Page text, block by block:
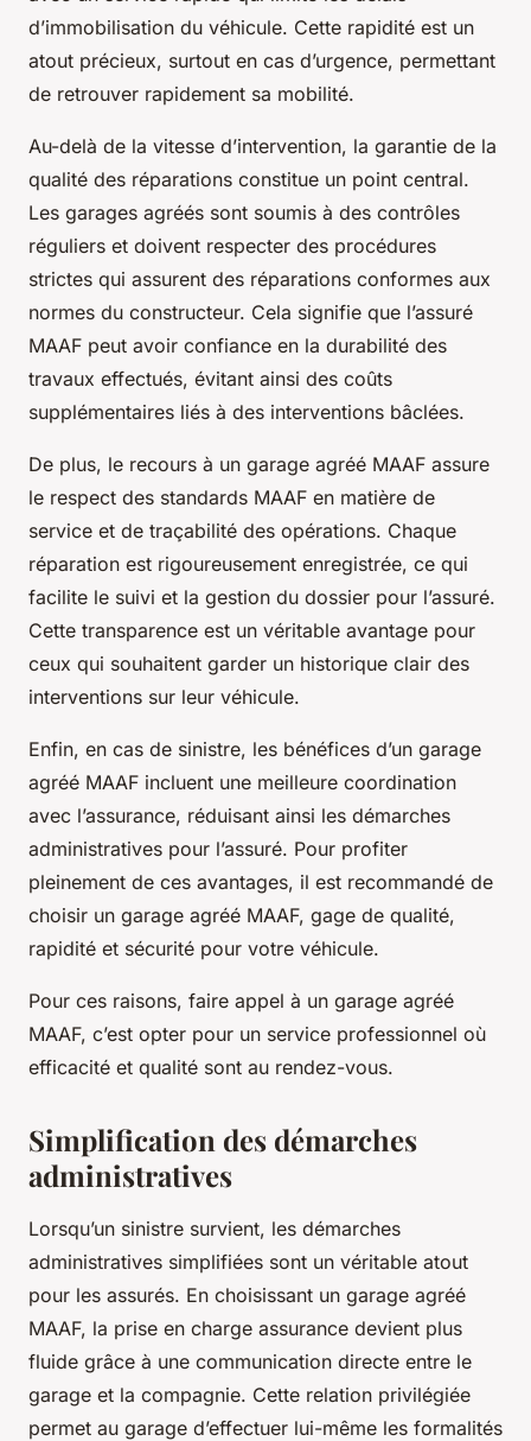
d’immobilisation du véhicule. Cette rapidité est un
atout précieux, surtout en cas d’urgence, permettant
de retrouver rapidement sa mobilité.
Au-delà de la vitesse d’intervention, la garantie de la
qualité des réparations constitue un point central.
Les garages agréés sont soumis à des contrôles
réguliers et doivent respecter des procédures
strictes qui assurent des réparations conformes aux
normes du constructeur. Cela signifie que l’assuré
MAAF peut avoir confiance en la durabilité des
travaux effectués, évitant ainsi des coûts
supplémentaires liés à des interventions bâclées.
De plus, le recours à un garage agréé MAAF assure
le respect des standards MAAF en matière de
service et de traçabilité des opérations. Chaque
réparation est rigoureusement enregistrée, ce qui
facilite le suivi et la gestion du dossier pour l’assuré.
Cette transparence est un véritable avantage pour
ceux qui souhaitent garder un historique clair des
interventions sur leur véhicule.
Enfin, en cas de sinistre, les bénéfices d’un garage
agréé MAAF incluent une meilleure coordination
avec l’assurance, réduisant ainsi les démarches
administratives pour l’assuré. Pour profiter
pleinement de ces avantages, il est recommandé de
choisir un garage agréé MAAF, gage de qualité,
rapidité et sécurité pour votre véhicule.
Pour ces raisons, faire appel à un garage agréé
MAAF, c’est opter pour un service professionnel où
efficacité et qualité sont au rendez-vous.
Simplification des démarches
administratives
Lorsqu’un sinistre survient, les démarches
administratives simplifiées sont un véritable atout
pour les assurés. En choisissant un garage agréé
MAAF, la prise en charge assurance devient plus
fluide grâce à une communication directe entre le
garage et la compagnie. Cette relation privilégiée
permet au garage d’effectuer lui-même les formalités